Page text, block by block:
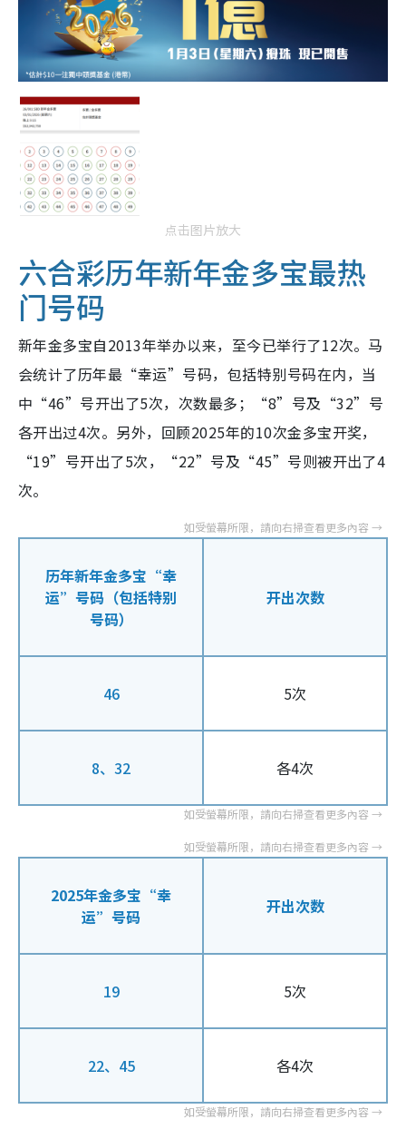
点击图片放大
六合彩历年新年金多宝最热
门号码
新年金多宝自2013年举办以来，至今已举行了12次。马
会统计了历年最“幸运”号码，包括特别号码在内， 当
中“46”号开出了5次，次数最多；“8”号及“32”号
各开出过4次。另外，回顾2025年的10次金多宝开奖，
“19”号开出了5次，“22”号及“45”号则被开出了4
次。
历年新年金多宝“幸
运”号码（包括特别
号码）
开出次数
46 5次
8、32 各4次
2025年金多宝“幸
运”号码
开出次数
19 5次
22、45 各4次